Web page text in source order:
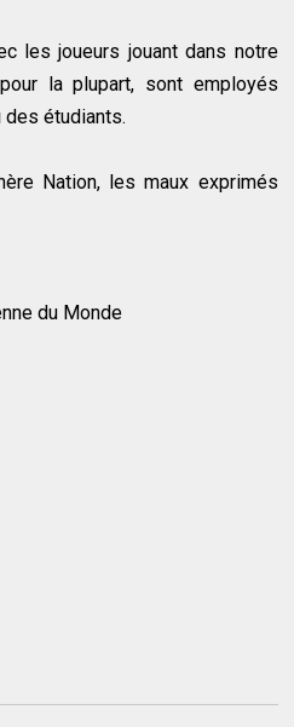
les joueurs jouant dans notre
la plupart, sont employés
étudiants.
Nation, les maux exprimés
du Monde